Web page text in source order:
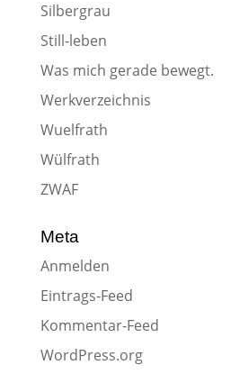
Silbergrau
Still-leben
Was mich gerade bewegt.
Werkverzeichnis
Wuelfrath
Wülfrath
ZWAF
Meta
Anmelden
Eintrags-Feed
Kommentar-Feed
WordPress.org